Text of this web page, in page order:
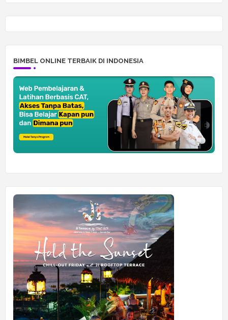
BIMBEL ONLINE TERBAIK DI INDONESIA